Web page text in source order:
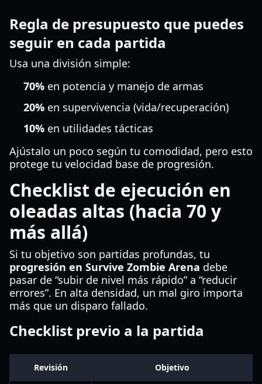
Regla de presupuesto que puedes
seguir en cada partida
Usa una división simple:
70% en potencia y manejo de armas
20% en supervivencia (vida/recuperación)
10% en utilidades tácticas
Ajústalo un poco según tu comodidad, pero esto
protege tu velocidad base de progresión.
Checklist de ejecución en
oleadas altas (hacia 70 y
más allá)
Si tu objetivo son partidas profundas, tu
progresión en Survive Zombie Arena debe
pasar de “subir de nivel más rápido” a “reducir
errores”. En alta densidad, un mal giro importa
más que un disparo fallado.
Checklist previo a la partida
Revisión Objetivo